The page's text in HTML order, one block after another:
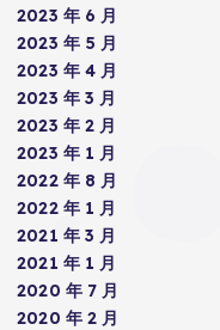
2023 年 6 月
2023 年 5 月
2023 年 4 月
2023 年 3 月
2023 年 2 月
2023 年 1 月
2022 年 8 月
2022 年 1 月
2021 年 3 月
2021 年 1 月
2020 年 7 月
2020 年 2 月